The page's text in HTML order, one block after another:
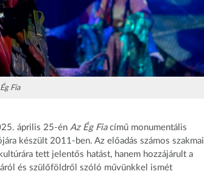
Fia
április 25-én Az Ég Fiacímű monumentális
készült 2011-ben. Az előadás számos szakmai
tett jelentős hatást, hanem hozzájárult a
és szülőföldről szóló művünkkel ismét